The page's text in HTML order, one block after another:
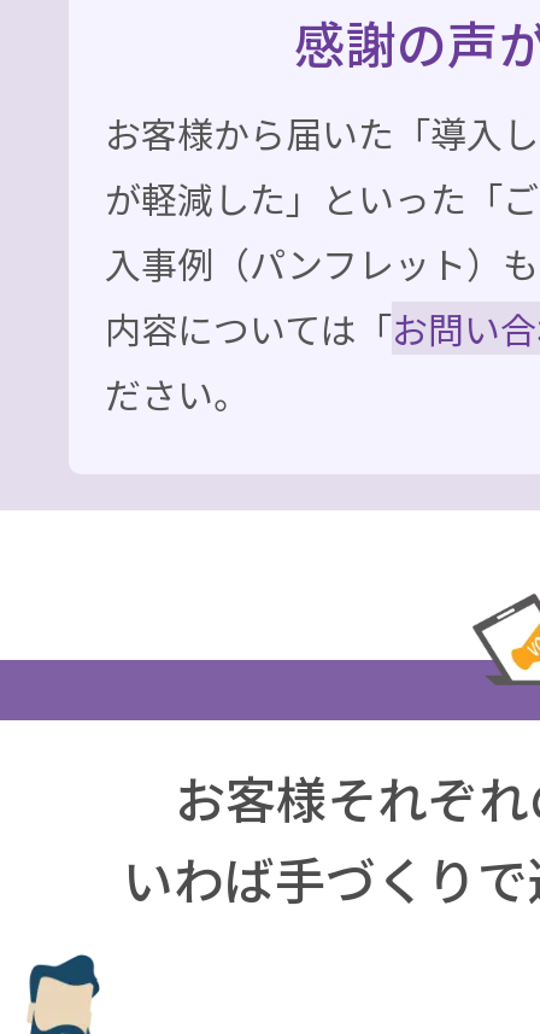
感謝の声
お客様から届いた「導入
が軽減した」といった「
入事例（パンフレット）
内容については「お問い
ださい。
お客様それぞ
いわば手づくり